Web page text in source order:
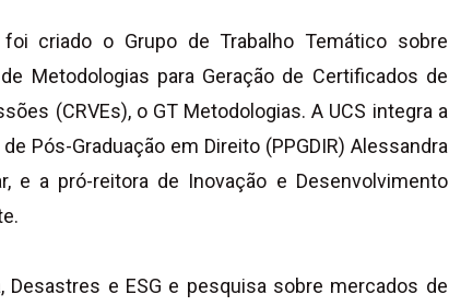
criado o Grupo de Trabalho Temático sobre
Metodologias para Geração de Certificados de
(CRVEs), o GT Metodologias. A UCS integra a
Pós-Graduação em Direito (PPGDIR) Alessandra
e a pró-reitora de Inovação e Desenvolvimento
Desastres e ESG e pesquisa sobre mercados de